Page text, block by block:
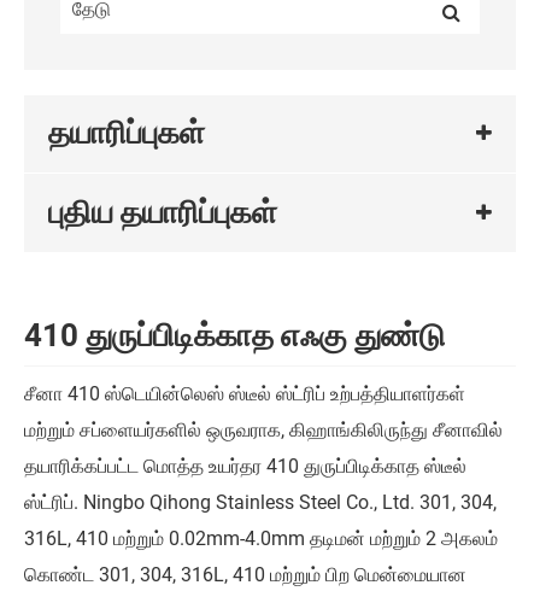
தயாரிப்புகள்
புதிய தயாரிப்புகள்
410 துருப்பிடிக்காத எஃகு துண்டு
சீனா 410 ஸ்டெயின்லெஸ் ஸ்டீல் ஸ்ட்ரிப் உற்பத்தியாளர்கள்
மற்றும் சப்ளையர்களில் ஒருவராக, கிஹாங்கிலிருந்து சீனாவில்
தயாரிக்கப்பட்ட மொத்த உயர்தர 410 துருப்பிடிக்காத ஸ்டீல்
ஸ்ட்ரிப். Ningbo Qihong Stainless Steel Co., Ltd. 301, 304,
316L, 410 மற்றும் 0.02mm-4.0mm தடிமன் மற்றும் 2 அகலம்
கொண்ட 301, 304, 316L, 410 மற்றும் பிற மென்மையான